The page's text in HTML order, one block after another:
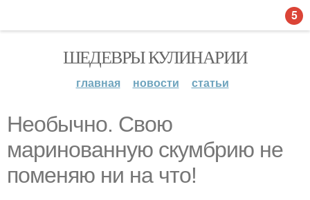
ШЕДЕВРЫ КУЛИНАРИИ
главная новости статьи
Необычно. Свою
маринованную скумбрию не
поменяю ни на что!
5